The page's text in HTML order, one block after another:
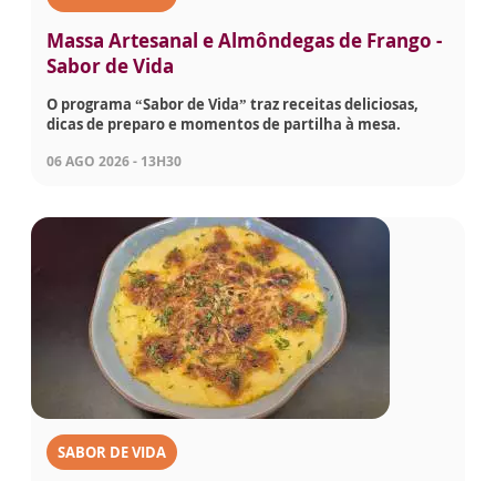
Massa Artesanal e Almôndegas de Frango -
Sabor de Vida
O programa “Sabor de Vida” traz receitas deliciosas,
dicas de preparo e momentos de partilha à mesa.
06 AGO 2026 - 13H30
SABOR DE VIDA